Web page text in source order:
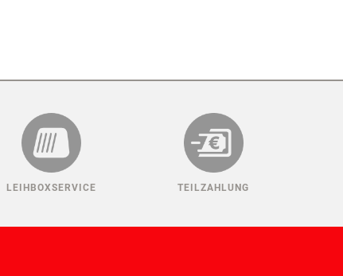
LEIHBOXSERVICE TEILZAHLUNG